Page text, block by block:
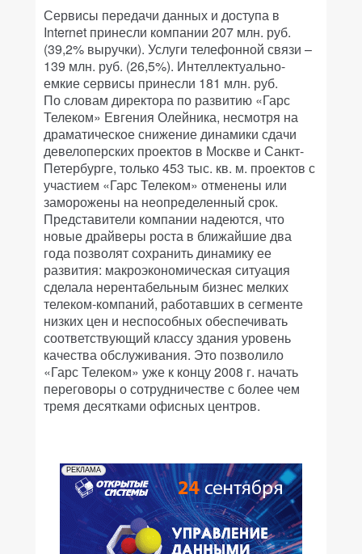
Сервисы передачи данных и доступа в
Internet принесли компании 207 млн. руб.
(39,2% выручки). Услуги телефонной связи –
139 млн. руб. (26,5%). Интеллектуально-
емкие сервисы принесли 181 млн. руб.
По словам директора по развитию «Гарс
Телеком» Евгения Олейника, несмотря на
драматическое снижение динамики сдачи
девелоперских проектов в Москве и Санкт-
Петербурге, только 453 тыс. кв. м. проектов с
участием «Гарс Телеком» отменены или
заморожены на неопределенный срок.
Представители компании надеются, что
новые драйверы роста в ближайшие два
года позволят сохранить динамику ее
развития: макроэкономическая ситуация
сделала нерентабельным бизнес мелких
телеком-компаний, работавших в сегменте
низких цен и неспособных обеспечивать
соответствующий классу здания уровень
качества обслуживания. Это позволило
«Гарс Телеком» уже к концу 2008 г. начать
переговоры о сотрудничестве с более чем
тремя десятками офисных центров.
РЕКЛАМА